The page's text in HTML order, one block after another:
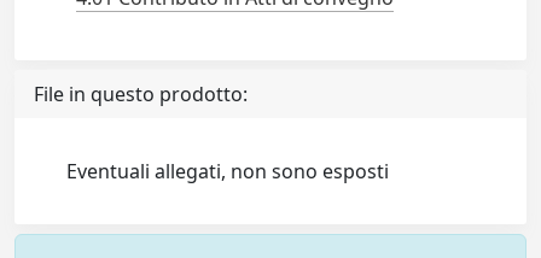
File in questo prodotto:
Eventuali allegati, non sono esposti